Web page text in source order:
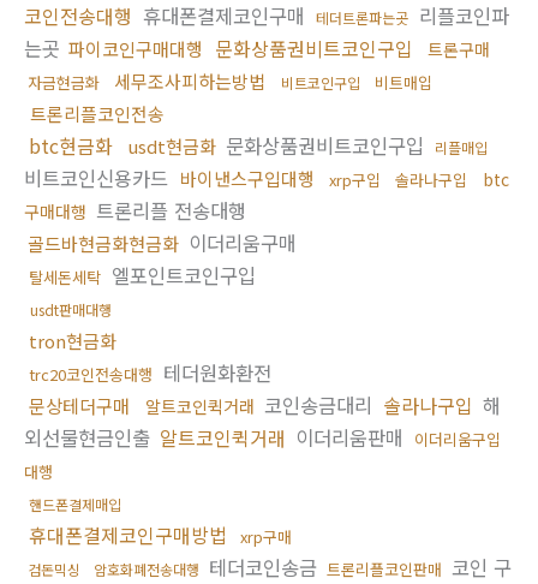
코인전송대행 휴대폰결제코인구매 테더트론파는곳 리플코인파
는곳 파이코인구매대행 문화상품권비트코인구입 트론구매
자금현금화 세무조사피하는방법 비트코인구입 비트매입
트론리플코인전송
btc현금화 usdt현금화 문화상품권비트코인구입 리플매입
비트코인신용카드 바이낸스구입대행 xrp구입 솔라나구입
btc
구매대행 트론리플 전송대행
골드바현금화현금화 이더리움구매
탈세돈세탁 엘포인트코인구입
usdt판매대행
tron현금화
trc20코인전송대행 테더원화환전
문상테더구매 알트코인퀵거래 코인송금대리 솔라나구입 해
외선물현금인출 알트코인퀵거래 이더리움판매
이더리움구입
대행
핸드폰결제매입
휴대폰결제코인구매방법 xrp구매
검돈믹싱 암호화폐전송대행 테더코인송금 트론리플코인판매 코인 구